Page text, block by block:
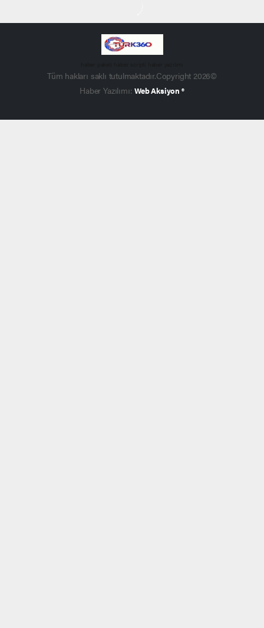
Tüm hakları saklı tutulmaktadır.Copyright 2026©
Haber Yazılımı:Web Aksiyon ®